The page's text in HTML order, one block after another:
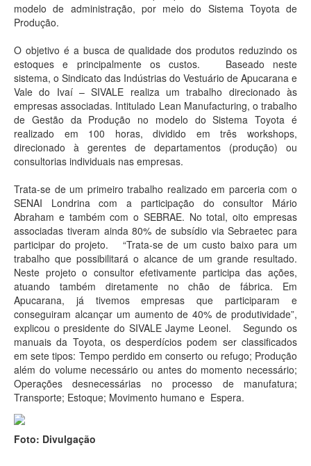
modelo de administração, por meio do Sistema Toyota de
Produção.
O objetivo é a busca de qualidade dos produtos reduzindo os
estoques e principalmente os custos. Baseado neste
sistema, o Sindicato das Indústrias do Vestuário de Apucarana e
Vale do Ivaí – SIVALE realiza um trabalho direcionado às
empresas associadas. Intitulado Lean Manufacturing, o trabalho
de Gestão da Produção no modelo do Sistema Toyota é
realizado em 100 horas, dividido em três workshops,
direcionado à gerentes de departamentos (produção) ou
consultorias individuais nas empresas.
Trata-se de um primeiro trabalho realizado em parceria com o
SENAI Londrina com a participação do consultor Mário
Abraham e também com o SEBRAE. No total, oito empresas
associadas tiveram ainda 80% de subsídio via Sebraetec para
participar do projeto. “Trata-se de um custo baixo para um
trabalho que possibilitará o alcance de um grande resultado.
Neste projeto o consultor efetivamente participa das ações,
atuando também diretamente no chão de fábrica. Em
Apucarana, já tivemos empresas que participaram e
conseguiram alcançar um aumento de 40% de produtividade”,
explicou o presidente do SIVALE Jayme Leonel. Segundo os
manuais da Toyota, os desperdícios podem ser classificados
em sete tipos: Tempo perdido em conserto ou refugo; Produção
além do volume necessário ou antes do momento necessário;
Operações desnecessárias no processo de manufatura;
Transporte; Estoque; Movimento humano e Espera.
Foto: Divulgação